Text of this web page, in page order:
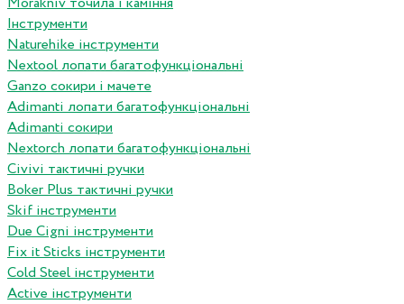
Інструменти
Naturehike інструменти
Nextool лопати багатофункціональні
Ganzo сокири і мачете
Adimanti лопати багатофункціональні
Adimanti сокири
Nextorch лопати багатофункціональні
Сivivi тактичні ручки
Boker Plus тактичні ручки
Skif інструменти
Due Cigni інструменти
Fix it Sticks інструменти
Сold Steel інструменти
Active інструменти